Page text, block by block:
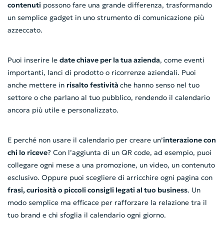
contenuti possono fare una grande differenza, trasformando
un semplice gadget in uno strumento di comunicazione più
azzeccato.
Puoi inserire le date chiave per la tua azienda, come eventi
importanti, lanci di prodotto o ricorrenze aziendali. Puoi
anche mettere in risalto festività che hanno senso nel tuo
settore o che parlano al tuo pubblico, rendendo il calendario
ancora più utile e personalizzato.
E perché non usare il calendario per creare un’interazione con
chi lo riceve? Con l’aggiunta di un QR code, ad esempio, puoi
collegare ogni mese a una promozione, un video, un contenuto
esclusivo. Oppure puoi scegliere di arricchire ogni pagina con
frasi, curiosità o piccoli consigli legati al tuo business. Un
modo semplice ma efficace per rafforzare la relazione tra il
tuo brand e chi sfoglia il calendario ogni giorno.